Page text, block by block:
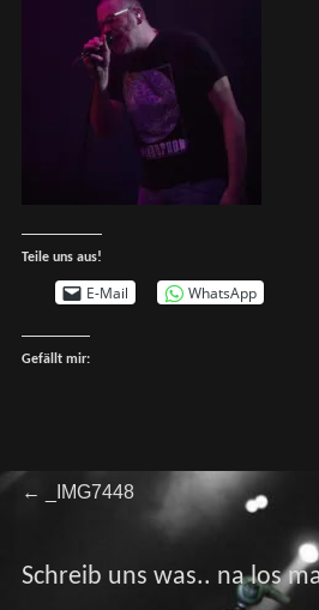
Teile uns aus!
E-Mail WhatsApp
Gefällt mir:
Beitragsnavigation
←
Previous
_IMG7448
Schreib uns was.. na los